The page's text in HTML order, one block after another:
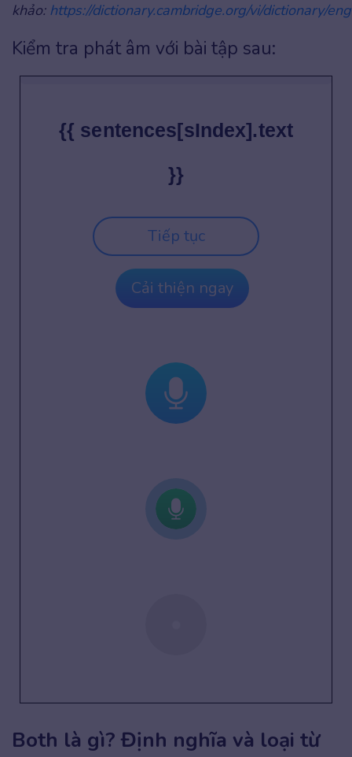
khảo: https://dictionary.cambridge.org/vi/dictionary/
Kiểm tra phát âm với bài tập sau:
{{ sentences[sIndex].text
}}
Tiếp tục
Cải thiện ngay
Both là gì? Định nghĩa và loại từ